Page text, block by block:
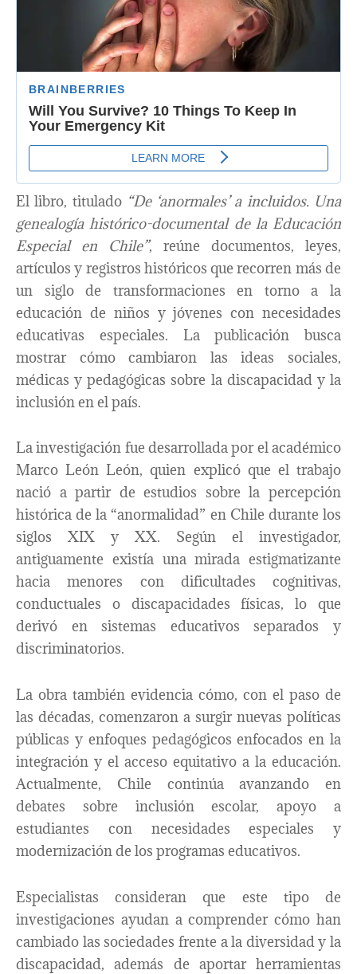
El libro, titulado “De ‘anormales’ a incluidos. Una
genealogía histórico-documental de la Educación
Especial en Chile”, reúne documentos, leyes,
artículos y registros históricos que recorren más de
un siglo de transformaciones en torno a la
educación de niños y jóvenes con necesidades
educativas especiales. La publicación busca
mostrar cómo cambiaron las ideas sociales,
médicas y pedagógicas sobre la discapacidad y la
inclusión en el país.
La investigación fue desarrollada por el académico
Marco León León, quien explicó que el trabajo
nació a partir de estudios sobre la percepción
histórica de la “anormalidad” en Chile durante los
siglos XIX y XX. Según el investigador,
antiguamente existía una mirada estigmatizante
hacia menores con dificultades cognitivas,
conductuales o discapacidades físicas, lo que
derivó en sistemas educativos separados y
discriminatorios.
La obra también evidencia cómo, con el paso de
las décadas, comenzaron a surgir nuevas políticas
públicas y enfoques pedagógicos enfocados en la
integración y el acceso equitativo a la educación.
Actualmente, Chile continúa avanzando en
debates sobre inclusión escolar, apoyo a
estudiantes con necesidades especiales y
modernización de los programas educativos.
Especialistas consideran que este tipo de
investigaciones ayudan a comprender cómo han
cambiado las sociedades frente a la diversidad y la
discapacidad, además de aportar herramientas